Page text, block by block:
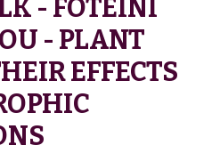
- FOTEINI
- PLANT
EFFECTS